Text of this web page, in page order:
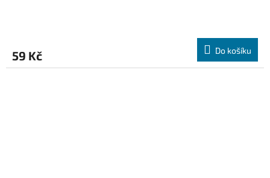
59 Kč Do košíku